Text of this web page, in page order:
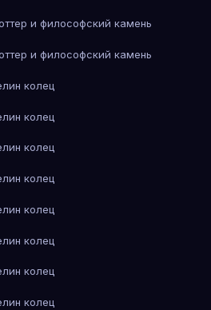
и философский камень
и философский камень
колец
колец
колец
колец
колец
колец
колец
колец